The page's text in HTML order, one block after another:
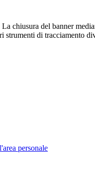
chiusura del banner
strumenti di tracciamento
personale